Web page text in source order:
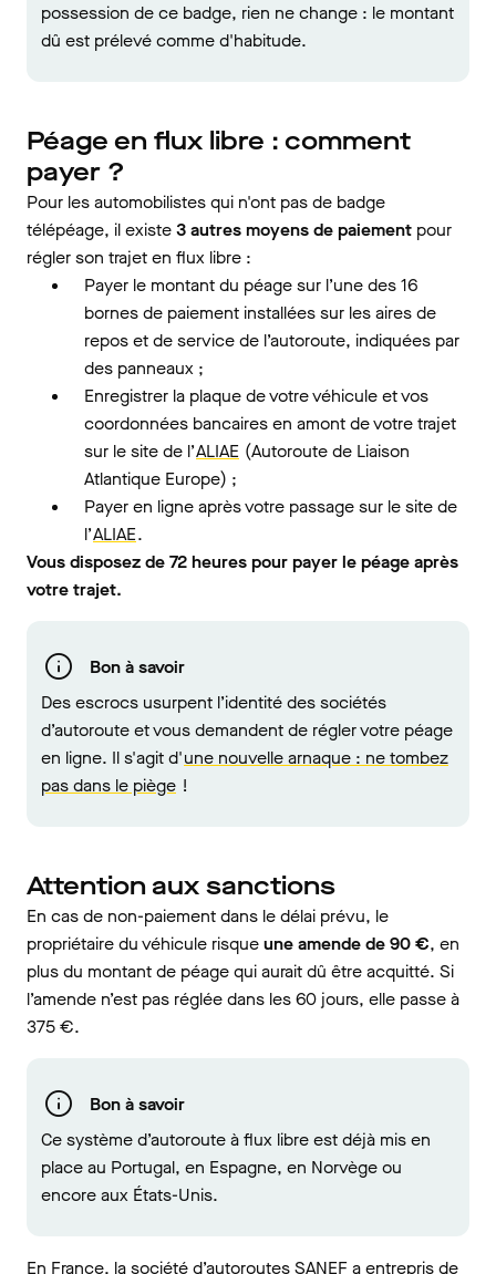
possession de ce badge, rien ne change : le montant
dû est prélevé comme d'habitude.
Péage en flux libre : comment
payer ?
Pour les automobilistes qui n'ont pas de badge
télépéage, il existe3 autres moyens de paiement pour
régler son trajet en flux libre :
Payer le montant du péage sur l’une des 16
bornes de paiement installées sur les aires de
repos et de service de l’autoroute, indiquées par
des panneaux ;
Enregistrer la plaque de votre véhicule et vos
coordonnées bancaires en amont de votre trajet
sur le site de l’ALIAE (Autoroute de Liaison
Atlantique Europe) ;
Payer en ligne après votre passage sur le site de
l’ALIAE.
Vous disposez de 72 heures pour payer le péage après
votre trajet.
Bon à savoir
Des escrocs usurpent l’identité des sociétés
d’autoroute et vous demandent de régler votre péage
en ligne. Il s'agit d'une nouvelle arnaque : ne tombez
pas dans le piège !
Attention aux sanctions
En cas de non-paiement dans le délai prévu, le
propriétaire du véhicule risqueune amende de 90 €, en
plus du montant de péage qui aurait dû être acquitté. Si
l’amende n’est pas réglée dans les 60 jours, elle passe à
375 €.
Bon à savoir
Ce système d’autoroute à flux libre est déjà mis en
place au Portugal, en Espagne, en Norvège ou
encore aux États-Unis.
En France, la société d’autoroutes SANEF a entrepris de